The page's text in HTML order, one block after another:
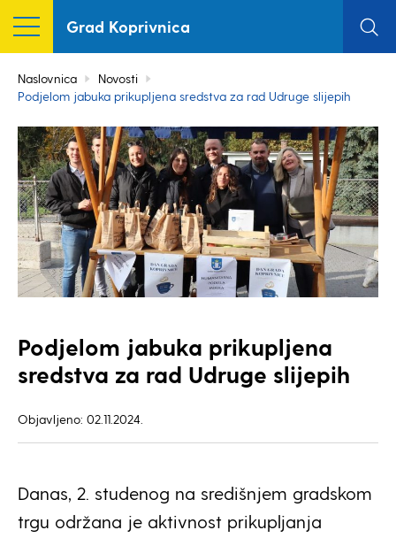
Grad Koprivnica
Naslovnica
Novosti
Podjelom jabuka prikupljena sredstva za rad Udruge slijepih
Podjelom jabuka prikupljena
sredstva za rad Udruge slijepih
Objavljeno: 02.11.2024.
Danas, 2. studenog na središnjem gradskom
trgu održana je aktivnost prikupljanja